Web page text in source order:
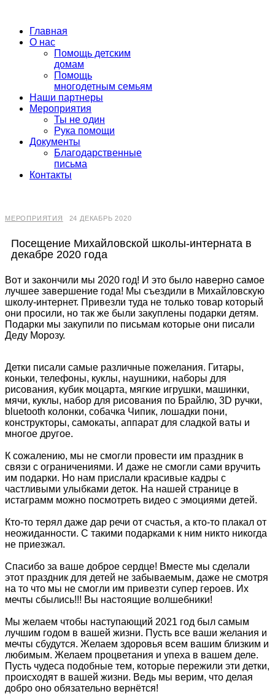
Главная
О нас
Помощь детским
домам
Помощь
многодетным семьям
Наши партнеры
Мероприятия
Ты не один
Рука помощи
Документы
Благодарственные
письма
Контакты
МЕРОПРИЯТИЯ 24 ДЕКАБРЬ 2020
Посещение Михайловской школы-интерната в
декабре 2020 года
Вот и закончили мы 2020 год! И это было наверно самое
лучшее завершение года! Мы съездили в Михайловскую
школу-интернет. Привезли туда не только товар который
они просили, но так же были закуплены подарки детям.
Подарки мы закупили по письмам которые они писали
Деду Морозу.
Детки писали самые различные пожелания. Гитары,
коньки, телефоны, куклы, наушники, наборы для
рисования, кубик моцарта, мягкие игрушки, машинки,
мячи, куклы, набор для рисования по Брайлю, 3D ручки,
bluetooth колонки, собачка Чипик, лошадки пони,
конструкторы, самокаты, аппарат для сладкой ваты и
многое другое.
К сожалению, мы не смогли провести им праздник в
связи с ограничениями. И даже не смогли сами вручить
им подарки. Но нам прислали красивые кадры с
частливыми улыбками деток. На нашей странице в
истаграмм можно посмотреть видео с эмоциями детей.
Кто-то терял даже дар речи от счастья, а кто-то плакал от
неожиданности. С такими подарками к ним никто никогда
не приезжал.
Спасибо за ваше доброе сердце! Вместе мы сделали
этот праздник для детей не забываемым, даже не смотря
на то что мы не смогли им привезти супер героев. Их
мечты сбылись!!! Вы настоящие волшебники!
Мы желаем чтобы наступающий 2021 год был самым
лучшим годом в вашей жизни. Пусть все ваши желания и
мечты сбудутся. Желаем здоровья всем вашим близким и
любимым. Желаем процветания и упеха в вашем деле.
Пусть чудеса подобные тем, которые пережили эти детки,
происходят в вашей жизни. Ведь мы верим, что делая
добро оно обязательно вернётся!